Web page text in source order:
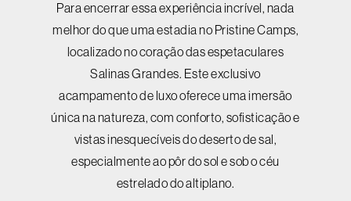
Para encerrar essa experiência incrível, nada
melhor do que uma estadia no Pristine Camps,
localizado no coração das espetaculares
Salinas Grandes. Este exclusivo
acampamento de luxo oferece uma imersão
única na natureza, com conforto, sofisticação e
vistas inesquecíveis do deserto de sal,
especialmente ao pôr do sol e sob o céu
estrelado do altiplano.